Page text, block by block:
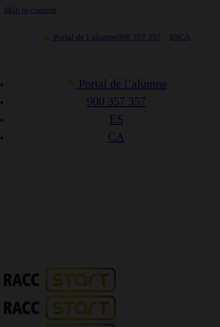
Skip to content
Portal de l’alumne900 357 357 ESCA
Portal de l’alumne
900 357 357
ES
CA